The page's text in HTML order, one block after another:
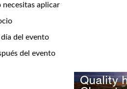
necesitas aplicar
del evento
del evento